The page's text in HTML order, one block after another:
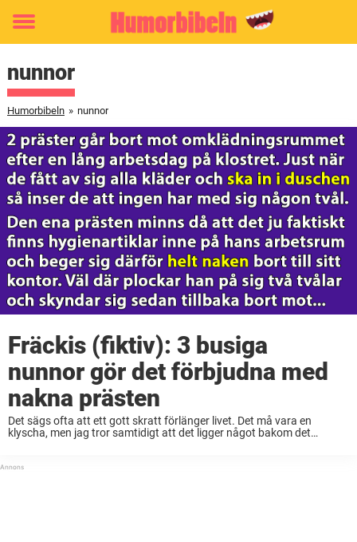
Toggle
nunnor
Humorbibeln » nunnor
Fräckis (fiktiv): 3 busiga
nunnor gör det förbjudna med
nakna prästen
Det sägs ofta att ett gott skratt förlänger livet. Det må vara en
klyscha, men jag tror samtidigt att det ligger något bakom det